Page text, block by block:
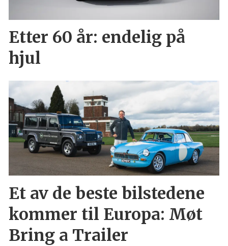
Etter 60 år: endelig på
hjul
Et av de beste bilstedene
kommer til Europa: Møt
Bring a Trailer